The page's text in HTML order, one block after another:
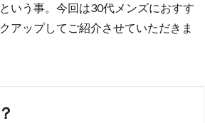
いう事。今回は30代メンズにおすす
アップしてご紹介させていただきま